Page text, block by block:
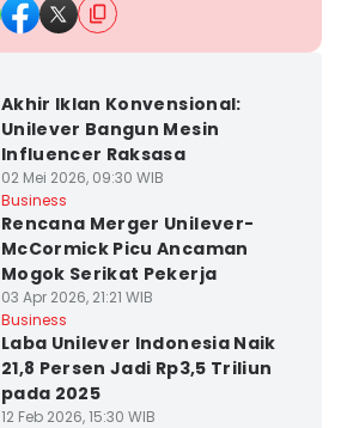
Akhir Iklan Konvensional:
Unilever Bangun Mesin
Influencer Raksasa
02 Mei 2026, 09:30 WIB
Business
Rencana Merger Unilever-
McCormick Picu Ancaman
Mogok Serikat Pekerja
03 Apr 2026, 21:21 WIB
Business
Laba Unilever Indonesia Naik
21,8 Persen Jadi Rp3,5 Triliun
pada 2025
12 Feb 2026, 15:30 WIB